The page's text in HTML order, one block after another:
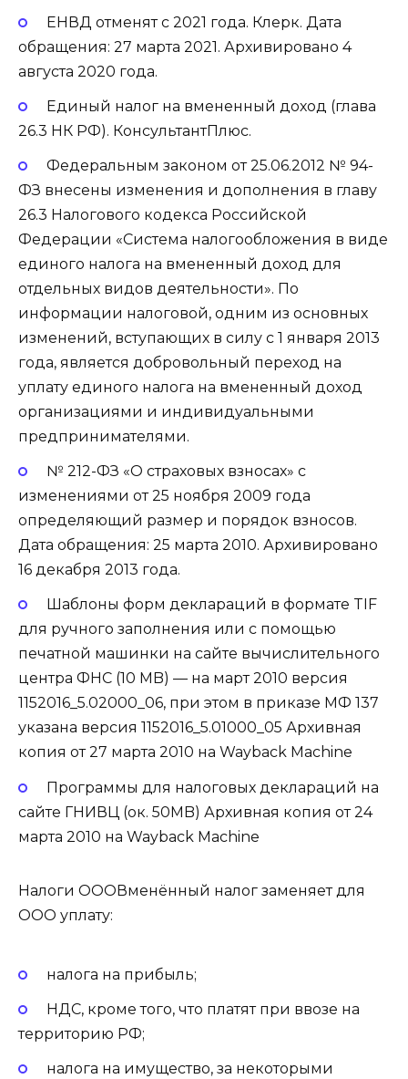
ЕНВД отменят с 2021 года. Клерк. Дата
обращения: 27 марта 2021. Архивировано 4
августа 2020 года.
Единый налог на вмененный доход (глава
26.3 НК РФ). КонсультантПлюс.
Федеральным законом от 25.06.2012 № 94-
ФЗ внесены изменения и дополнения в главу
26.3 Налогового кодекса Российской
Федерации «Система налогообложения в виде
единого налога на вмененный доход для
отдельных видов деятельности». По
информации налоговой, одним из основных
изменений, вступающих в силу с 1 января 2013
года, является добровольный переход на
уплату единого налога на вмененный доход
организациями и индивидуальными
предпринимателями.
№ 212-ФЗ «О страховых взносах» с
изменениями от 25 ноября 2009 года
определяющий размер и порядок взносов.
Дата обращения: 25 марта 2010. Архивировано
16 декабря 2013 года.
Шаблоны форм деклараций в формате TIF
для ручного заполнения или с помощью
печатной машинки на сайте вычислительного
центра ФНС (10 MB) — на март 2010 версия
1152016_5.02000_06, при этом в приказе МФ 137
указана версия 1152016_5.01000_05 Архивная
копия от 27 марта 2010 на Wayback Machine
Программы для налоговых деклараций на
сайте ГНИВЦ (ок. 50MB) Архивная копия от 24
марта 2010 на Wayback Machine
Налоги ОООВменённый налог заменяет для
ООО уплату:
налога на прибыль;
НДС, кроме того, что платят при ввозе на
территорию РФ;
налога на имущество, за некоторыми